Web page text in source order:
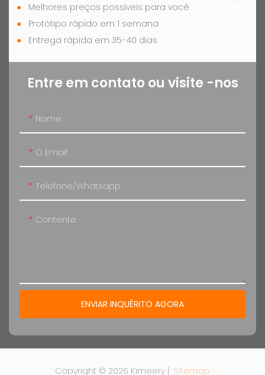
●
Melhores preços possíveis para você
●
Protótipo rápido em 1 semana
●
Entrega rápida em 35-40 dias
Entre em contato ou visite -nos
Nome
O Email
Telefone/whatsapp
Contente
ENVIAR INQUÉRITO AGORA
Copyright © 2026 Kimeery | Sitemap